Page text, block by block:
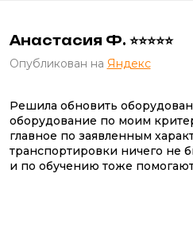
Анастасия Ф. ⭐⭐⭐⭐⭐
Опубликован на Яндекс
Решила обновить
оборудование по моим
главное по заявленным
транспортировки ничего не
и по обучению тоже